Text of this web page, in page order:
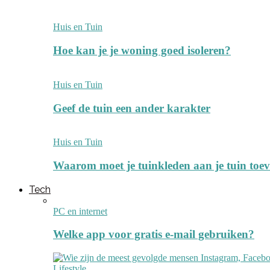
Huis en Tuin
Hoe kan je je woning goed isoleren?
Huis en Tuin
Geef de tuin een ander karakter
Huis en Tuin
Waarom moet je tuinkleden aan je tuin
Tech
PC en internet
Welke app voor gratis e-mail gebruiken?